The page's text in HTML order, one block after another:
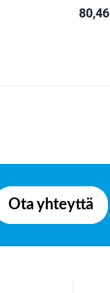
80,46
Ota yhteyttä